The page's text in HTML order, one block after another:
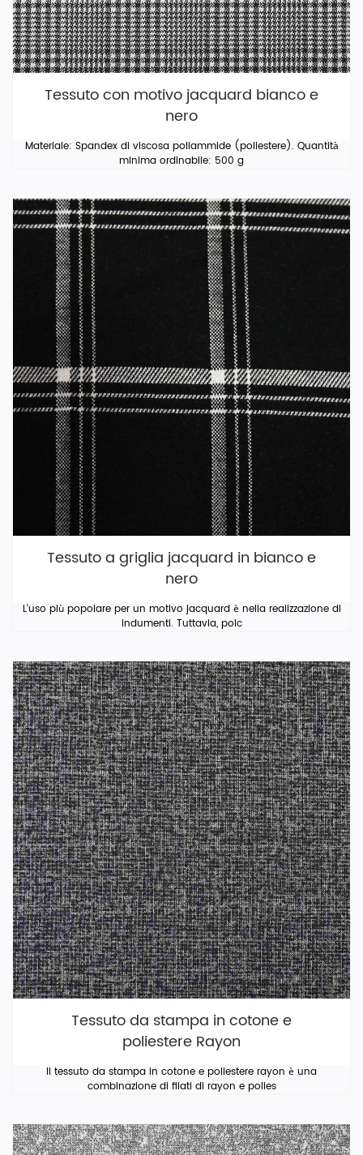
Tessuto con motivo jacquard bianco e
nero
Materiale: Spandex di viscosa poliammide (poliestere). Quantità
minima ordinabile: 500 g
Tessuto a griglia jacquard in bianco e
nero
L'uso più popolare per un motivo jacquard è nella realizzazione di
indumenti. Tuttavia, poic
Tessuto da stampa in cotone e
poliestere Rayon
Il tessuto da stampa in cotone e poliestere rayon è una
combinazione di filati di rayon e polies